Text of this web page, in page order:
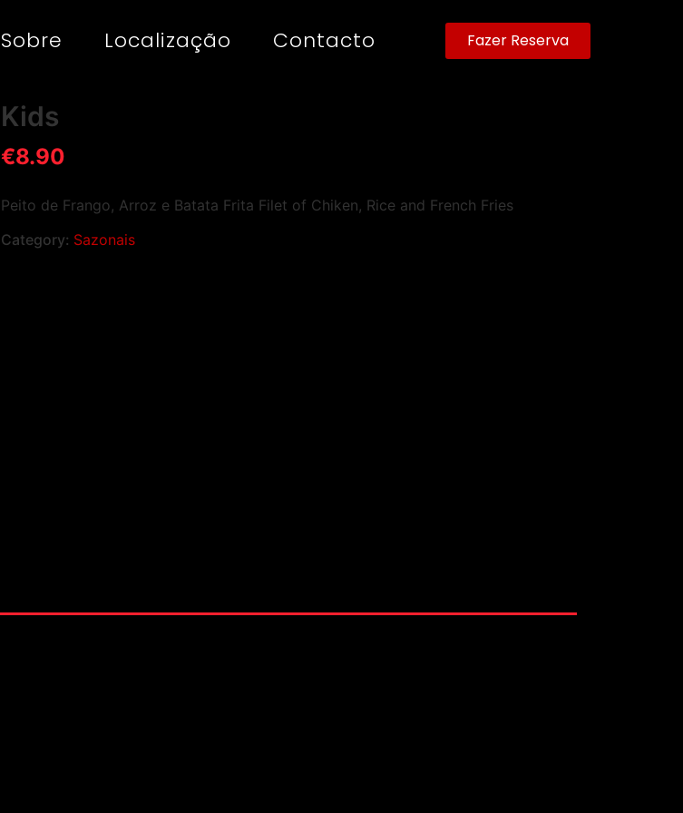
Sobre Localização Contacto Fazer Reserva
Kids
€8.90
Peito de Frango, Arroz e Batata Frita Filet of Chiken, Rice and French Fries
Category: Sazonais